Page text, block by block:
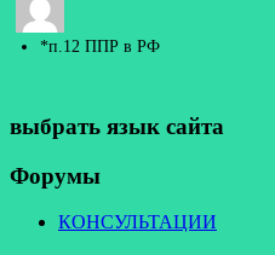
*п.12 ППР в РФ
выбрать язык сайта
Форумы
КОНСУЛЬТАЦИИ